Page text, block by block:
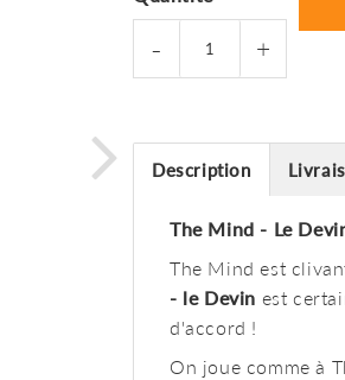
+
-
Description
The Mind - Le
The Mind est
- le Devin est
d'accord !
On joue comme à